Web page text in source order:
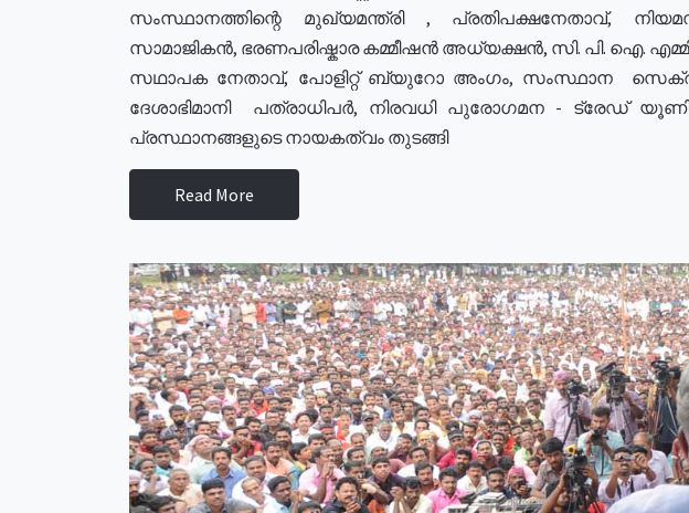
സംസ്ഥാനത്തിന്റെ മുഖ്യമന്ത്രി , പ്രതിപക്ഷനേതാവ്,
സാമാജികൻ, ഭരണപരിഷ്കാര കമ്മീഷൻ അധ്യക്ഷൻ, സി. പി. ഐ.
സഥാപക നേതാവ്, പോളിറ്റ് ബ്യുറോ അംഗം, സംസ്ഥാന
ദേശാഭിമാനി പത്രാധിപർ, നിരവധി പുരോഗമന - ട്രേഡ്
പ്രസ്ഥാനങ്ങളുടെ നായകത്വം തുടങ്ങി
Read More